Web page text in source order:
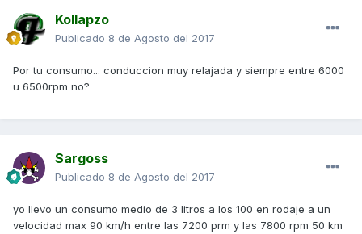
Kollapzo
Publicado 8 de Agosto del 2017
Por tu consumo... conduccion muy relajada y siempre entre 6000
u 6500rpm no?
Sargoss
Publicado 8 de Agosto del 2017
yo llevo un consumo medio de 3 litros a los 100 en rodaje a un
velocidad max 90 km/h entre las 7200 prm y las 7800 rpm 50 km